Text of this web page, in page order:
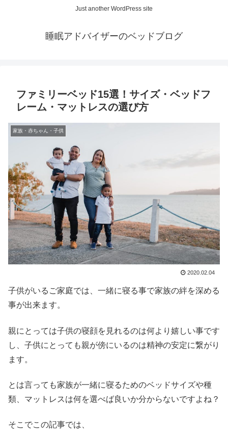
Just another WordPress site
睡眠アドバイザーのベッドブログ
ファミリーベッド15選！サイズ・ベッドフ
レーム・マットレスの選び方
家族・赤ちゃん・子供
2020.02.04
子供がいるご家庭では、一緒に寝る事で家族の絆を深める
事が出来ます。
親にとっては子供の寝顔を見れるのは何より嬉しい事です
し、子供にとっても親が傍にいるのは精神の安定に繋がり
ます。
とは言っても家族が一緒に寝るためのベッドサイズや種
類、マットレスは何を選べば良いか分からないですよね？
そこでこの記事では、